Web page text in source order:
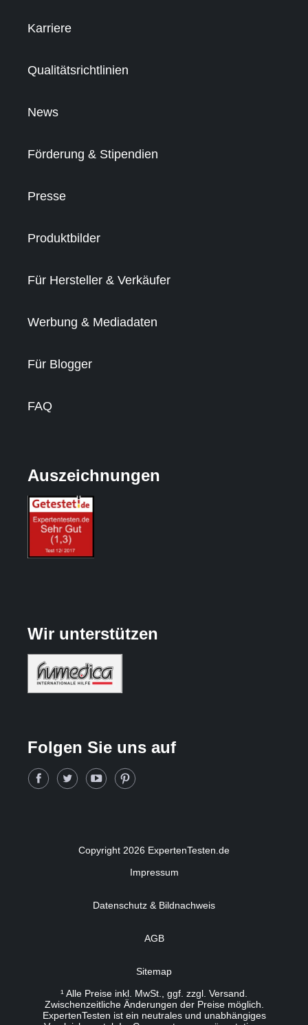
Karriere
Qualitätsrichtlinien
News
Förderung & Stipendien
Presse
Produktbilder
Für Hersteller & Verkäufer
Werbung & Mediadaten
Für Blogger
FAQ
Auszeichnungen
Wir unterstützen
Folgen Sie uns auf
Copyright 2026 ExpertenTesten.de
Impressum
Datenschutz & Bildnachweis
AGB
Sitemap
¹ Alle Preise inkl. MwSt., ggf. zzgl. Versand.
Zwischenzeitliche Änderungen der Preise möglich.
ExpertenTesten ist ein neutrales und unabhängiges